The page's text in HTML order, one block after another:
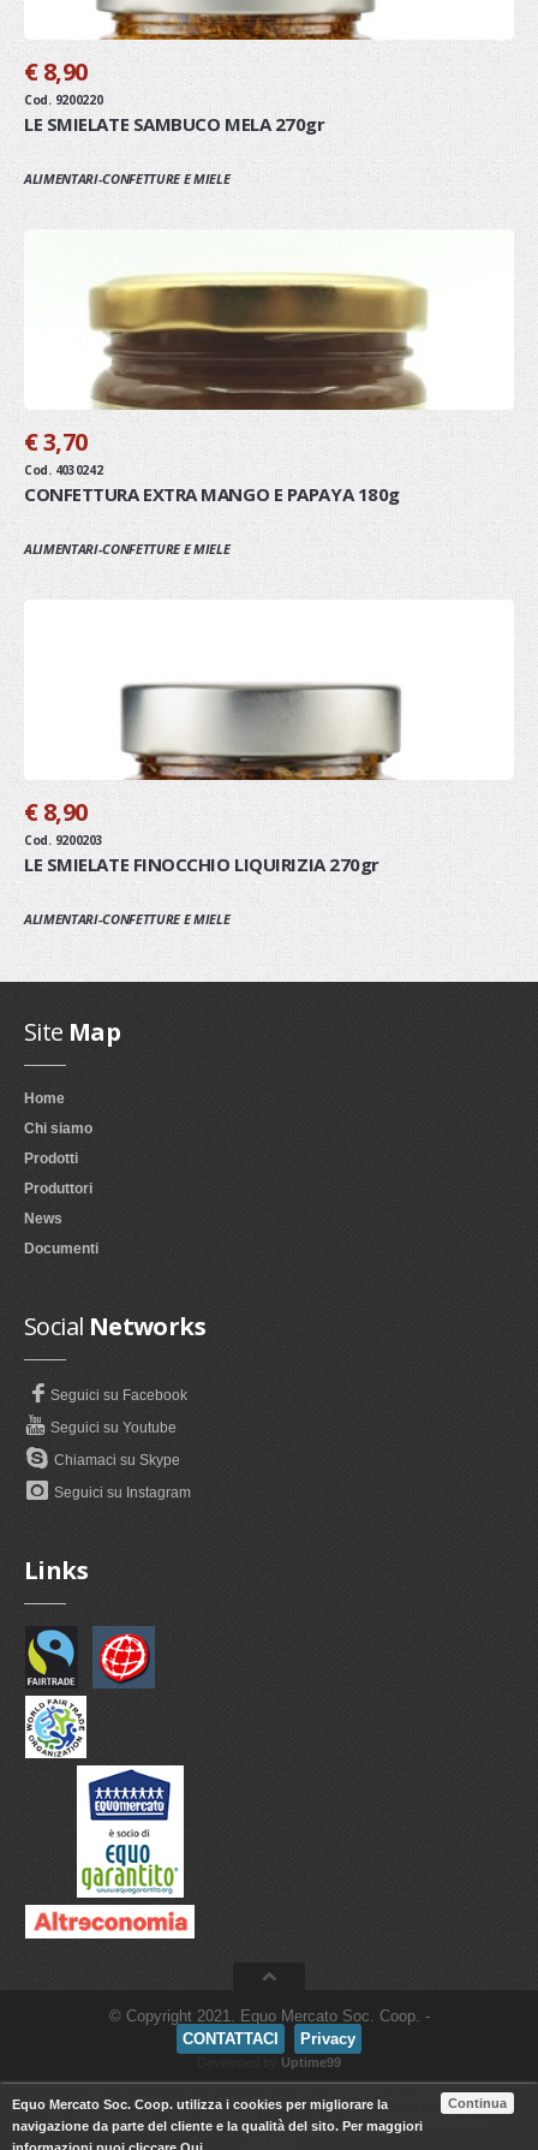
€ 8,90
Cod. 9200220
LE SMIELATE SAMBUCO MELA 270gr
ALIMENTARI-CONFETTURE E MIELE
€ 3,70
Cod. 4030242
CONFETTURA EXTRA MANGO E PAPAYA 180g
ALIMENTARI-CONFETTURE E MIELE
€ 8,90
Cod. 9200203
LE SMIELATE FINOCCHIO LIQUIRIZIA 270gr
ALIMENTARI-CONFETTURE E MIELE
Site Map
Home
Chi siamo
Prodotti
Produttori
News
Documenti
Social Networks
Seguici su Facebook
Seguici su Youtube
Chiamaci su Skype
Seguici su Instagram
Links
© Copyright 2021. Equo Mercato Soc. Coop. -
CONTATTACI
Privacy
Uptime99
Via Giovanni da Cermenate, 97 - 22063 Cantù (CO)
tel. 031/734158 - 031/2742913 - P.I. e C.F. 02105460139 R.E.A.
Equo Mercato Soc. Coop. utilizza i cookies per migliorare la
navigazione da parte del cliente e la qualità del sito. Per maggiori
Continua